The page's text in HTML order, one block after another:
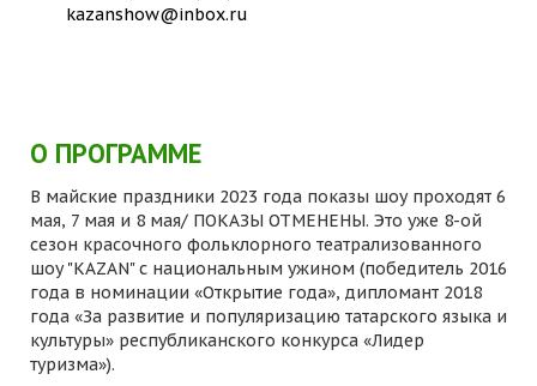
kazanshow@inbox.ru
О ПРОГРАММЕ
В майские праздники 2023 года показы шоу проходят 6
мая, 7 мая и 8 мая/ ПОКАЗЫ ОТМЕНЕНЫ. Это уже 8-ой
сезон красочного фольклорного театрализованного
шоу "KAZAN" с национальным ужином (победитель 2016
года в номинации «Открытие года», дипломант 2018
года «За развитие и популяризацию татарского языка и
культуры» республиканского конкурса «Лидер
туризма»).